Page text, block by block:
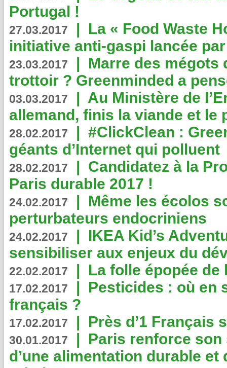
Portugal !
27.03.2017 | La « Food Waste
initiative anti-gaspi lancée
23.03.2017 | Marre des mégots
trottoir ? Greenminded a
03.03.2017 | Au Ministère de
allemand, finis la viande et le
28.02.2017 | #ClickClean :
géants d’Internet qui polluent
28.02.2017 | Candidatez à la
Paris durable 2017 !
24.02.2017 | Même les écolos
perturbateurs endocriniens
24.02.2017 | IKEA Kid’s
sensibiliser aux enjeux du
22.02.2017 | La folle épopée de
17.02.2017 | Pesticides : où en
français ?
17.02.2017 | Près d’1 Français
30.01.2017 | Paris renforce
d’une alimentation durable et